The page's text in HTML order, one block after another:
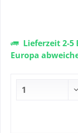
Lieferzeit 2-5
Europa